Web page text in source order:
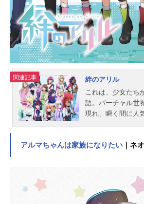
成・脚本：平坂読
クターデザイン：
督：越膳滝美色
山本真希CG監督
督：坂井慎太郎編
関連記事
絆のアリル
これは、少女たち
語。バーチャル世
現れ、瞬く間に人
年連続輝いた後、
特化した学園、
こにはそれぞれの
励んでいる学生た
アルマちゃんは家族になりたい ｜ネ